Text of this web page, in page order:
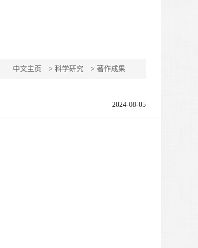
中文主页 > 科学研究 > 著作成果
2024-08-05